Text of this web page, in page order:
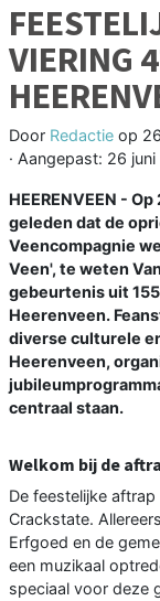
VIERING
Door Redactie op
· Aangepast: 26
HEERENVEEN -
geleden dat de
Veencompagnie
Veen', te weten
gebeurtenis uit
Heerenveen.
diverse culturele
Heerenveen,
centraal staan.
Welkom bij de
De feestelijke
Crackstate.
Erfgoed en de
een muzikaal
speciaal voor deze